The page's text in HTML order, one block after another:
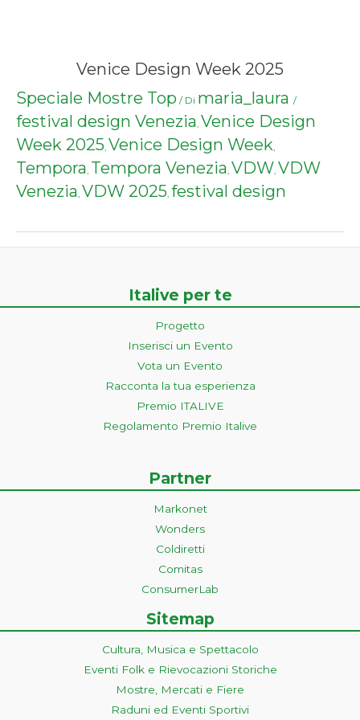
Venice Design Week 2025
Speciale Mostre Top / Di maria_laura /
festival design Venezia, Venice Design
Week 2025, Venice Design Week,
Tempora, Tempora Venezia, VDW, VDW
Venezia, VDW 2025, festival design
Italive per te
Progetto
Inserisci un Evento
Vota un Evento
Racconta la tua esperienza
Premio ITALIVE
Regolamento Premio Italive
Partner
Markonet
Wonders
Coldiretti
Comitas
ConsumerLab
Sitemap
Cultura, Musica e Spettacolo
Eventi Folk e Rievocazioni Storiche
Mostre, Mercati e Fiere
Raduni ed Eventi Sportivi